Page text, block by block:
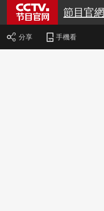
節目官網
分享 手機看